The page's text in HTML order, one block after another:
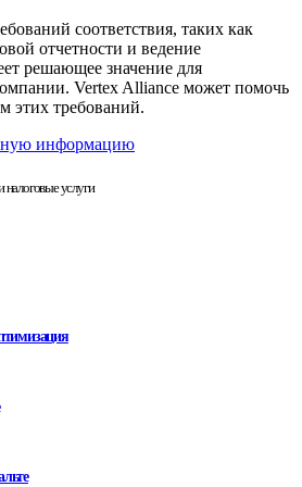
соответствия, таких как
отчетности и ведение
решающее значение для
Vertex Alliance может помочь
этих требований.
информацию
услуги